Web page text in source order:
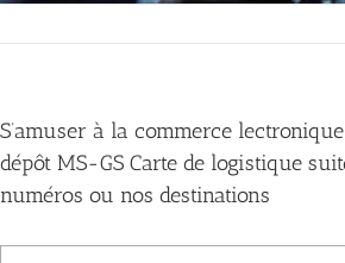
S’amuser à la commerce
dépôt MS-GS Carte de logistique
numéros ou nos destinations